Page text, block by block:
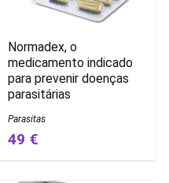
Normadex, o
medicamento indicado
para prevenir doenças
parasitárias
Parasitas
49 €